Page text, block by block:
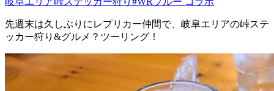
先週末は久しぶりにレプリカー仲間で、岐阜エリアの峠ステ
ッカー狩り&グルメ？ツーリング！